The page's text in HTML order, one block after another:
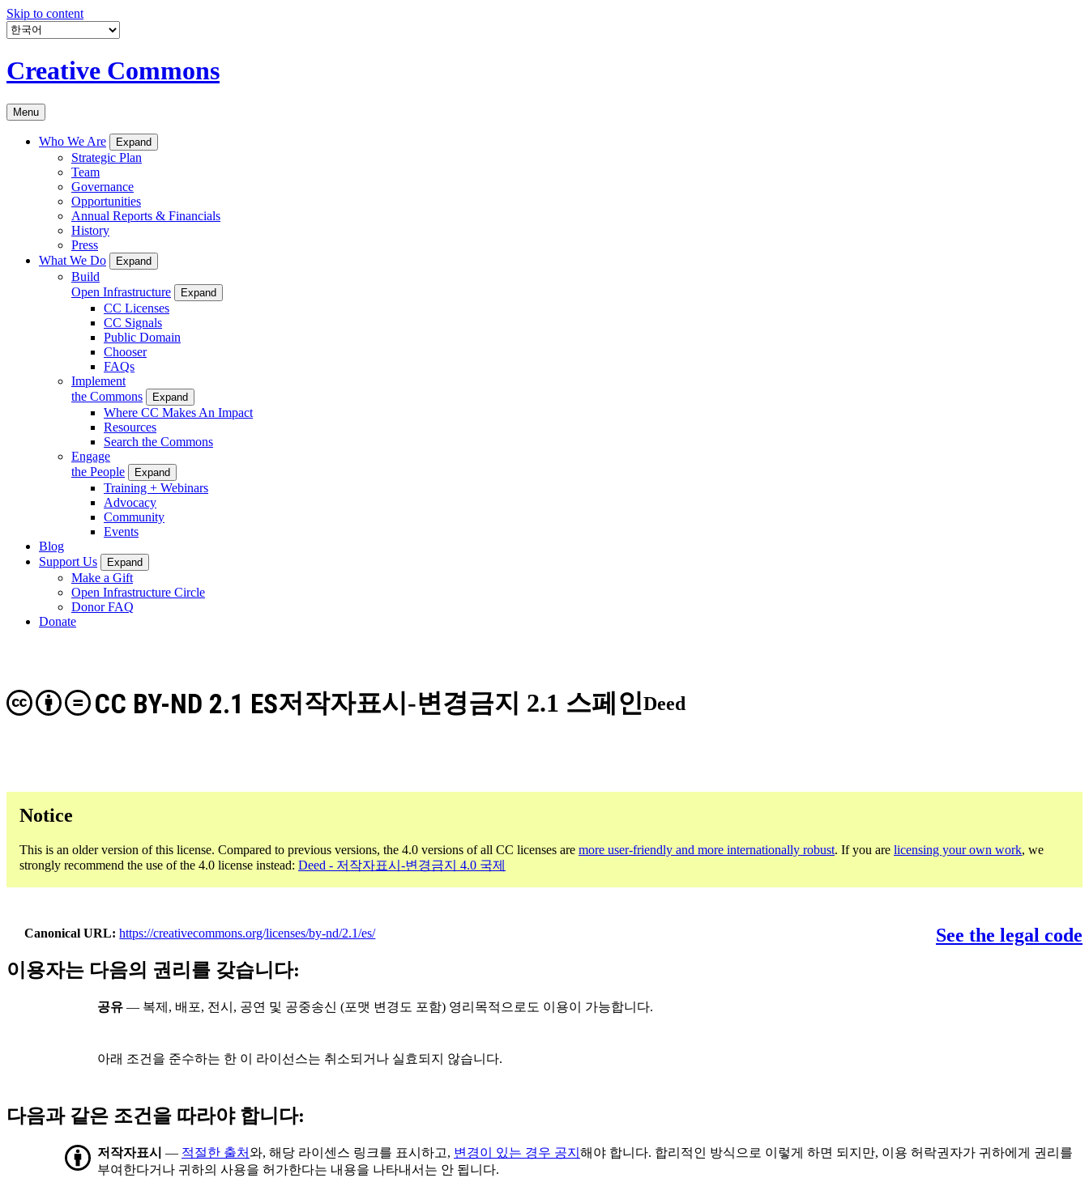
Skip to content
Creative Commons
Menu
Who We Are Expand
Strategic Plan
Team
Governance
Opportunities
Annual Reports & Financials
History
Press
What We Do
Expand
Build
Open Infrastructure
Expand
CC Licenses
CC Signals
Public Domain
Chooser
FAQs
Implement
the Commons
Expand
Where CC Makes An Impact
Resources
Search the Commons
Engage
the People
Expand
Training + Webinars
Advocacy
Community
Events
Blog
Support Us
Expand
Make a Gift
Open Infrastructure Circle
Donor FAQ
Donate
저작자표시-변경금지 2.1 스페인
CC BY-ND 2.1 ES Deed
Notice
This is an older version of this license. Compared to previous versions, the 4.0 versions of all CC licenses are more user-friendly and more internationally robust. If you are licensing your own work, we
strongly recommend the use of the 4.0 license instead: Deed - 저작자표시-변경금지 4.0 국제
Canonical URL https://creativecommons.org/licenses/by-nd/2.1/es/
See the legal code
이용자는 다음의 권리를 갖습니다:
공유 — 복제, 배포, 전시, 공연 및 공중송신 (포맷 변경도 포함) 영리목적으로도 이용이 가능합니다.
아래 조건을 준수하는 한 이 라이선스는 취소되거나 실효되지 않습니다.
다음과 같은 조건을 따라야 합니다:
저작자표시 — 적절한 출처와, 해당 라이센스 링크를 표시하고, 변경이 있는 경우 공지 해야 합니다. 합리적인 방식으로 이렇게 하면 되지만, 이용 허락권자가 귀하에게 권리를
부여한다거나 귀하의 사용을 허가한다는 내용을 나타내서는 안 됩니다.